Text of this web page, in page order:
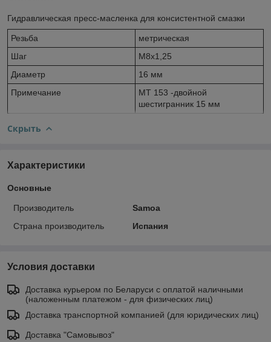
Гидравлическая пресс-масленка для консистентной смазки
Резьба
метрическая
Шаг
M8х1,25
Диаметр
16 мм
Примечание
МТ 153 -двойной
шестигранник 15 мм
Скрыть
Характеристики
Основные
Производитель
Samoa
Страна производитель
Испания
Условия доставки
Доставка курьером по Беларуси с оплатой наличными
(наложенным платежом - для физических лиц)
Доставка транспортной компанией (для юридических лиц)
Доставка "Самовывоз"